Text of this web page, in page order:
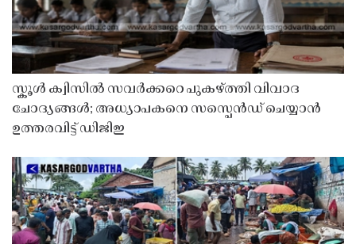
സ്കൂൾ ക്വിസിൽ സവർക്കറെ പുകഴ്ത്തി വിവാദ
ചോദ്യങ്ങൾ; അധ്യാപകനെ സസ്പെൻഡ് ചെയ്യാൻ
ഉത്തരവിട്ട് ഡിജിഇ